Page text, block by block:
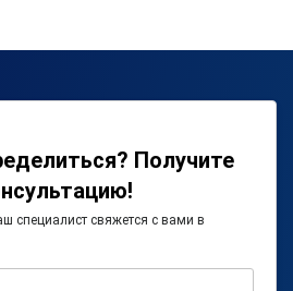
Получите
специалист свяжется с вами в